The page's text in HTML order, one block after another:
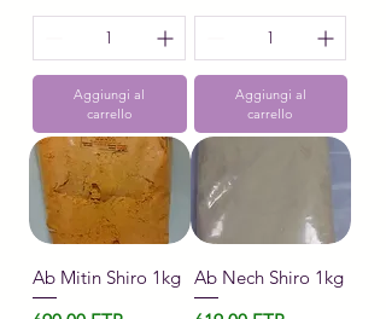
Aggiungi al
carrello
Aggiungi al
carrello
Ab Mitin Shiro 1kg Ab Nech Shiro 1kg